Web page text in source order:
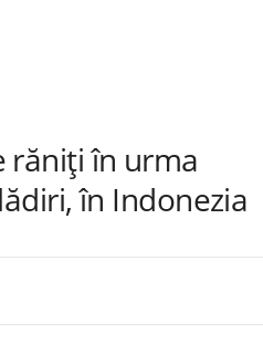
răniţi în urma
în Indonezia